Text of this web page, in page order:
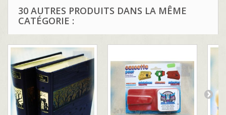
30 AUTRES PRODUITS DANS LA MÊME
CATÉGORIE :